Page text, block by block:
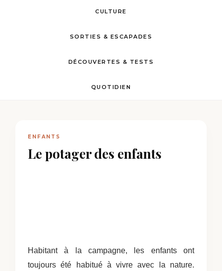
CULTURE
SORTIES & ESCAPADES
DÉCOUVERTES & TESTS
QUOTIDIEN
ENFANTS
Le potager des enfants
Habitant à la campagne, les enfants ont
toujours été habitué à vivre avec la nature.